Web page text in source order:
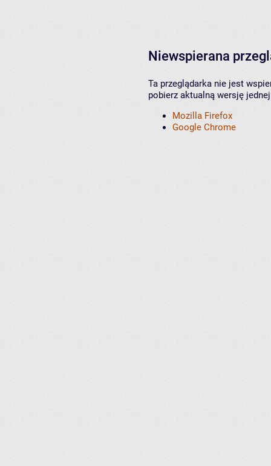
Niewspierana
Ta przeglądarka nie jest
pobierz aktualną wersję
Mozilla Firefox
Google Chrome